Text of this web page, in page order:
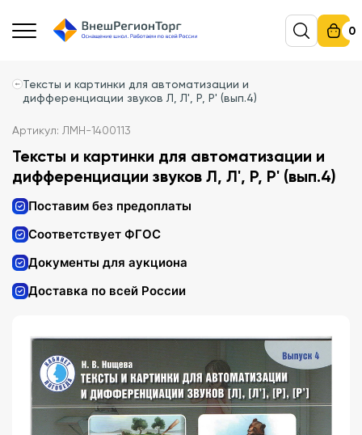
0
Тексты и картинки для автоматизации и
дифференциации звуков Л, Л', Р, Р' (вып.4)
Артикул: ЛМН-1400113
Тексты и картинки для автоматизации и
дифференциации звуков Л, Л', Р, Р' (вып.4)
Поставим без предоплаты
Соответствует ФГОС
Документы для аукциона
Доставка по всей России